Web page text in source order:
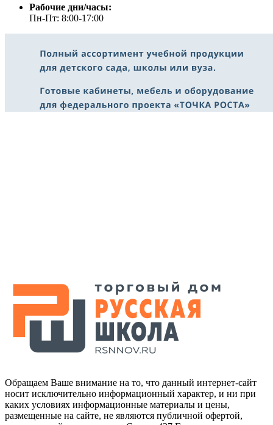
Рабочие дни/часы:
Пн-Пт: 8:00-17:00
Обращаем Ваше внимание на то, что данный интернет-сайт
носит исключительно информационный характер, и ни при
каких условиях информационные материалы и цены,
размещенные на сайте, не являются публичной офертой,